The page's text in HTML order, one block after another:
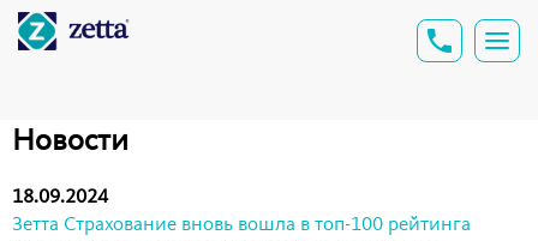
Новости
18.09.2024
Зетта Страхование вновь вошла в топ-100 рейтинга